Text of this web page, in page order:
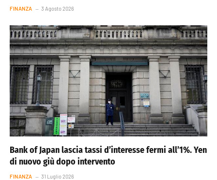
FINANZA 3 Agosto 2026
Bank of Japan lascia tassi d’interesse fermi all’1%. Yen
di nuovo giù dopo intervento
FINANZA 31 Luglio 2026